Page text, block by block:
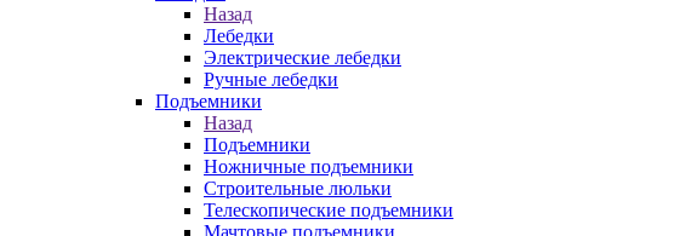
Назад
Лебедки
Электрические лебедки
Ручные лебедки
Подъемники
Назад
Подъемники
Ножничные подъемники
Строительные люльки
Телескопические подъемники
Мачтовые подъемники